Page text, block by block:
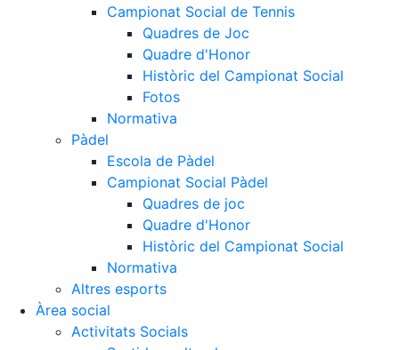
Campionat Social de Tennis
Quadres de Joc
Quadre d'Honor
Històric del Campionat Social
Fotos
Normativa
Pàdel
Escola de Pàdel
Campionat Social Pàdel
Quadres de joc
Quadre d'Honor
Històric del Campionat Social
Normativa
Altres esports
Àrea social
Activitats Socials